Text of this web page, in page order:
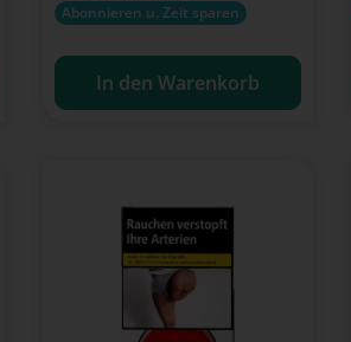
Abonnieren u. Zeit sparen
In den Warenkorb